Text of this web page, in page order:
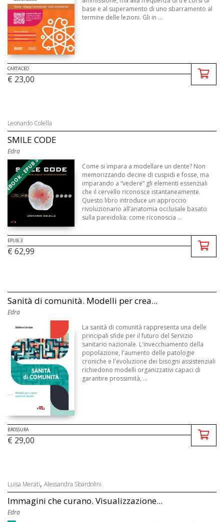
base e al superamento di uno sbarramento al
termine delle lezioni. Gli in ...
CARTACEO
€ 23,00
Leonardo Colella
SMILE CODE
Edra
EBOOK - EPUB 3
Come si impara a modellare un dente? Non
memorizzando decine di cuspidi e fosse, ma
imparando a “vedere” gli elementi essenziali
che il cervello riconosce istantaneamente.
Questo libro introduce un approccio
rivoluzionario all’anatomia occlusale basato
sulla pareidolia: come riconoscia ...
EPUB 3
€ 62,99
Sanità di comunità. Modelli per crea...
Edra
La sanità di comunità rappresenta una delle
principali sfide per il futuro del Servizio
sanitario nazionale. L'invecchiamento della
popolazione, l'aumento delle patologie
croniche e l'evoluzione dei bisogni assistenziali
richiedono modelli organizzativi capaci di
garantire prossimità, ...
BROSSURA
€ 29,00
Luisa Merati, Alessandra Sbardolini
Immagini che curano. Visualizzazione...
Edra